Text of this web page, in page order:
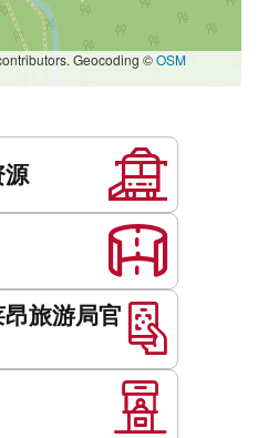
Geocoding ©OSM
源
旅游局官